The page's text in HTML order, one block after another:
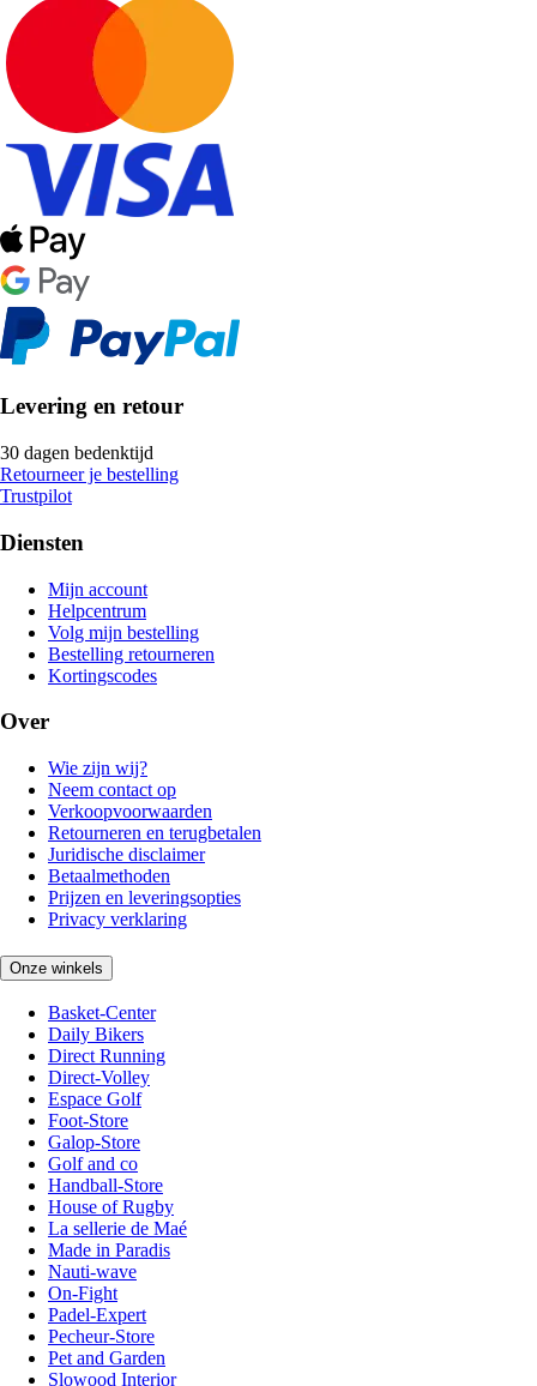
Levering en retour
30 dagen bedenktijd
Retourneer je bestelling
Trustpilot
Diensten
Mijn account
Helpcentrum
Volg mijn bestelling
Bestelling retourneren
Kortingscodes
Over
Wie zijn wij?
Neem contact op
Verkoopvoorwaarden
Retourneren en terugbetalen
Juridische disclaimer
Betaalmethoden
Prijzen en leveringsopties
Privacy verklaring
Onze winkels
Basket-Center
Daily Bikers
Direct Running
Direct-Volley
Espace Golf
Foot-Store
Galop-Store
Golf and co
Handball-Store
House of Rugby
La sellerie de Maé
Made in Paradis
Nauti-wave
On-Fight
Padel-Expert
Pecheur-Store
Pet and Garden
Slowood Interior